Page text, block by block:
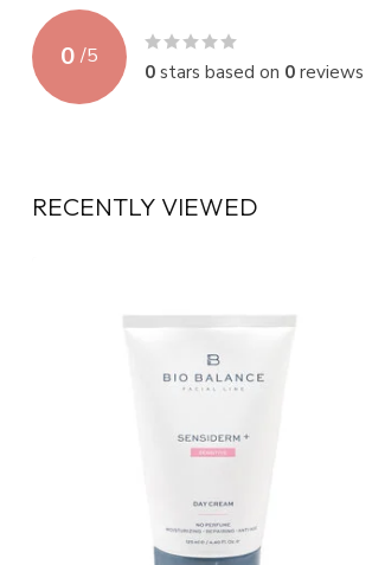
0 /5
0stars based on 0reviews
RECENTLY VIEWED